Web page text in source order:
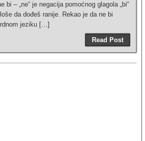
– „ne“ je negacija pomoćnog glagola „bi“
da dođeš ranije. Rekao je da ne bi
jeziku […]
Read Post